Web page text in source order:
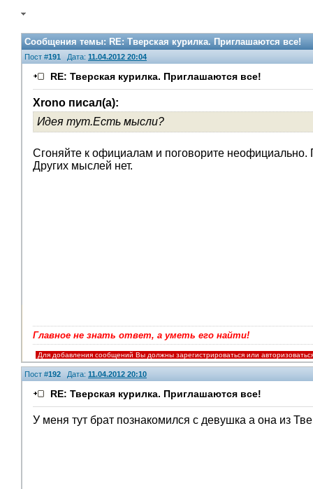
Сообщения темы:RE: Тверская курилка. Приглашаются все!
Пост #191 Дата: 11.04.2012 20:04
RE: Тверская курилка. Приглашаются все!
Xrono писал(а):
Идея тут.Есть мысли?
Сгоняйте к официалам и поговорите неофициально.
Других мыслей нет.
Главное не знать ответ, а уметь его найти!
Для добавления сообщений Вы должны зарегистрироваться или
Пост #192 Дата: 11.04.2012 20:10
RE: Тверская курилка. Приглашаются все!
У меня тут брат познакомился с девушка а она из